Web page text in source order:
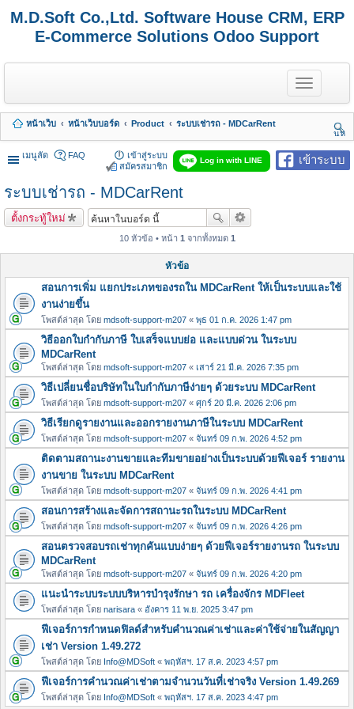
M.D.Soft Co.,Ltd. Software House CRM, ERP
E-Commerce Solutions Odoo Support
T
o
g
e
n
a
หน้าเว็บ หน้าเว็บบอร์ด Product
ระบบเช่ารถ - MDCarRent
นห
า
เมนูลัด
เข้าระบบ
Log in with LINE
FAQ
เข้าสู่ระบบ
สมัครสมาชิก
ระบบเช่ารถ - MDCarRent
ตั้งกระทู้ใหม่
10 หัวข้อ • หน้า 1 จากทั้งหมด 1
หัวข้อ
สอนการเพิ่ม แยกประเภทของรถใน MDCarRent ให้เป็นระบบและใช้
งานง่ายขึ้น
โพสต์ล่าสุด โดย mdsoft-support-m207 « พุธ 01 ก.ค. 2026 1:47 pm
วิธีออกใบกำกับภาษี ใบเสร็จแบบย่อ และแบบด่วน ในระบบ
MDCarRent
โพสต์ล่าสุด โดย mdsoft-support-m207 « เสาร์ 21 มี.ค. 2026 7:35 pm
วิธีเปลี่ยนชื่อบริษัทในใบกำกับภาษีง่ายๆ ด้วยระบบ MDCarRent
โพสต์ล่าสุด โดย mdsoft-support-m207 « ศุกร์ 20 มี.ค. 2026 2:06 pm
วิธีเรียกดูรายงานและออกรายงานภาษีในระบบ MDCarRent
โพสต์ล่าสุด โดย mdsoft-support-m207 « จันทร์ 09 ก.พ. 2026 4:52 pm
ติดตามสถานะงานขายและทีมขายอย่างเป็นระบบด้วยฟีเจอร์ รายงาน
งานขาย ในระบบ MDCarRent
โพสต์ล่าสุด โดย mdsoft-support-m207 « จันทร์ 09 ก.พ. 2026 4:41 pm
สอนการสร้างและจัดการสถานะรถในระบบ MDCarRent
โพสต์ล่าสุด โดย mdsoft-support-m207 « จันทร์ 09 ก.พ. 2026 4:26 pm
สอนตรวจสอบรถเช่าทุกคันแบบง่ายๆ ด้วยฟีเจอร์รายงานรถ ในระบบ
MDCarRent
โพสต์ล่าสุด โดย mdsoft-support-m207 « จันทร์ 09 ก.พ. 2026 4:20 pm
แนะนำระบบระบบบริหารบำรุงรักษา รถ เครื่องจักร MDFleet
โพสต์ล่าสุด โดย narisara « อังคาร 11 พ.ย. 2025 3:47 pm
ฟีเจอร์การกำหนดฟิลด์สำหรับคำนวณค่าเช่าและค่าใช้จ่ายในสัญญา
เช่า Version 1.49.272
โพสต์ล่าสุด โดย Info@MDSoft « พฤหัสฯ. 17 ส.ค. 2023 4:57 pm
ฟีเจอร์การคำนวณค่าเช่าตามจำนวนวันที่เช่าจริง Version 1.49.269
โพสต์ล่าสุด โดย Info@MDSoft « พฤหัสฯ. 17 ส.ค. 2023 4:47 pm